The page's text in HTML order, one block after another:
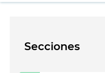
Secciones